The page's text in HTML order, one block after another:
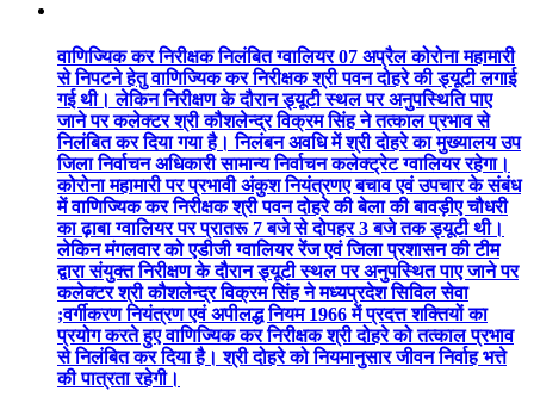
वाणिज्यिक कर निरीक्षक निलंबित ग्वालियर 07 अप्रैल कोरोना महामारी
से निपटने हेतु वाणिज्यिक कर निरीक्षक श्री पवन दोहरे की ड्यूटी लगाई
गई थी। लेकिन निरीक्षण के दौरान ड्यूटी स्थल पर अनुपस्थिति पाए
जाने पर कलेक्टर श्री कौशलेन्द्र विक्रम सिंह ने तत्काल प्रभाव से
निलंबित कर दिया गया है। निलंबन अवधि में श्री दोहरे का मुख्यालय उप
जिला निर्वाचन अधिकारी सामान्य निर्वाचन कलेक्ट्रेट ग्वालियर रहेगा।
कोरोना महामारी पर प्रभावी अंकुश नियंत्रणए बचाव एवं उपचार के संबंध
में वाणिज्यिक कर निरीक्षक श्री पवन दोहरे की बेला की बावड़ीए चौधरी
का ढ़ाबा ग्वालियर पर प्रातरू 7 बजे से दोपहर 3 बजे तक ड्यूटी थी।
लेकिन मंगलवार को एडीजी ग्वालियर रेंज एवं जिला प्रशासन की टीम
द्वारा संयुक्त निरीक्षण के दौरान ड्यूटी स्थल पर अनुपस्थित पाए जाने पर
कलेक्टर श्री कौशलेन्द्र विक्रम सिंह ने मध्यप्रदेश सिविल सेवा
;वर्गीकरण नियंत्रण एवं अपीलद्ध नियम 1966 में प्रदत्त शक्तियों का
प्रयोग करते हुए वाणिज्यिक कर निरीक्षक श्री दोहरे को तत्काल प्रभाव
से निलंबित कर दिया है। श्री दोहरे को नियमानुसार जीवन निर्वाह भत्ते
की पात्रता रहेगी।